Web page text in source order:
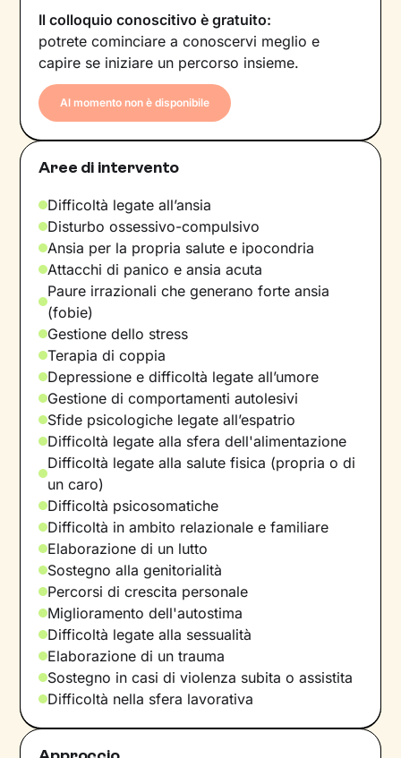
Il colloquio conoscitivo è gratuito:
potrete cominciare a conoscervi meglio e
capire se iniziare un percorso insieme.
Al momento non è disponibile
Aree di intervento
Difficoltà legate all’ansia
Disturbo ossessivo-compulsivo
Ansia per la propria salute e ipocondria
Attacchi di panico e ansia acuta
Paure irrazionali che generano forte ansia
(fobie)
Gestione dello stress
Terapia di coppia
Depressione e difficoltà legate all’umore
Gestione di comportamenti autolesivi
Sfide psicologiche legate all’espatrio
Difficoltà legate alla sfera dell'alimentazione
Difficoltà legate alla salute fisica (propria o di
un caro)
Difficoltà psicosomatiche
Difficoltà in ambito relazionale e familiare
Elaborazione di un lutto
Sostegno alla genitorialità
Percorsi di crescita personale
Miglioramento dell'autostima
Difficoltà legate alla sessualità
Elaborazione di un trauma
Sostegno in casi di violenza subita o assistita
Difficoltà nella sfera lavorativa